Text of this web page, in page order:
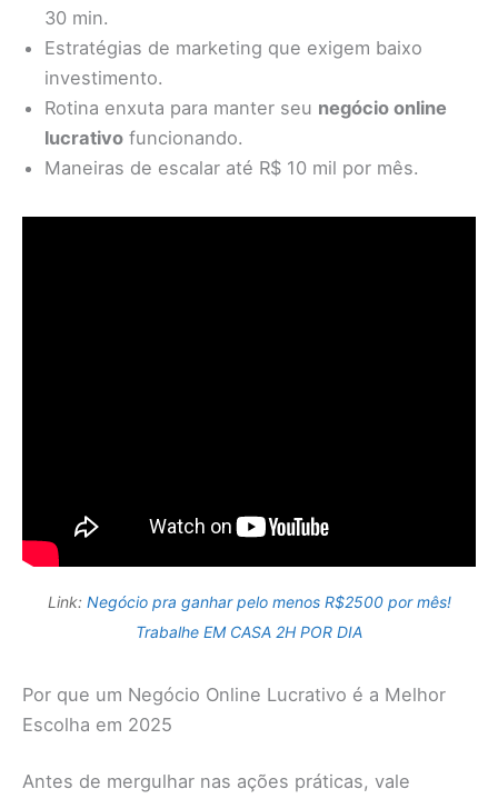
30 min.
Estratégias de marketing que exigem baixo
investimento.
Rotina enxuta para manter seu negócio online
lucrativo funcionando.
Maneiras de escalar até R$ 10 mil por mês.
Link: Negócio pra ganhar pelo menos R$2500 por mês!
Trabalhe EM CASA 2H POR DIA
Por que um Negócio Online Lucrativo é a Melhor
Escolha em 2025
Antes de mergulhar nas ações práticas, vale